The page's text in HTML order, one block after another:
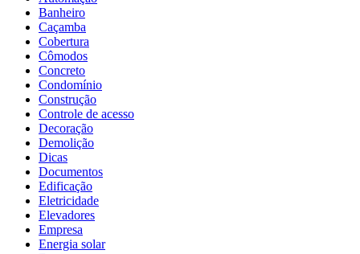
Banheiro
Caçamba
Cobertura
Cômodos
Concreto
Condomínio
Construção
Controle de acesso
Decoração
Demolição
Dicas
Documentos
Edificação
Eletricidade
Elevadores
Empresa
Energia solar